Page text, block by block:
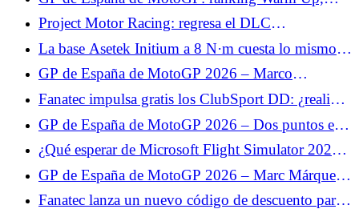
algunos puntos”
Fabio Quartararo sube al Top 10, Zarco sólo 12º
Project Motor Racing: regresa el DLC
desaparecido y llega un parche a continuación.
La base Asetek Initium a 8 N·m cuesta lo mismo
que la base de 5,5 N·m.
GP de España de MotoGP 2026 – Marco
Bezzecchi limita los daños en carrera: “Alex
Márquez fue demasiado rápido”
Fanatec impulsa gratis los ClubSport DD: ¿realidad
o marketing?
GP de España de MotoGP 2026 – Dos puntos en
carrera para Fabio Quartararo: “No estamos en
condiciones de ser positivos”
¿Qué esperar de Microsoft Flight Simulator 2024
en PlayStation VR2?
GP de España de MotoGP 2026 – Marc Márquez
pone en perspectiva su caída: “Aun así fue un buen
Fanatec lanza un nuevo código de descuento para